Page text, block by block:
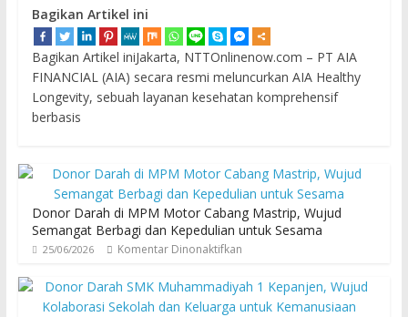
Bagikan Artikel ini
Bagikan Artikel iniJakarta, NTTOnlinenow.com – PT AIA
FINANCIAL (AIA) secara resmi meluncurkan AIA Healthy
Longevity, sebuah layanan kesehatan komprehensif
berbasis
Donor Darah di MPM Motor Cabang Mastrip, Wujud
Semangat Berbagi dan Kepedulian untuk Sesama
25/06/2026 Komentar Dinonaktifkan